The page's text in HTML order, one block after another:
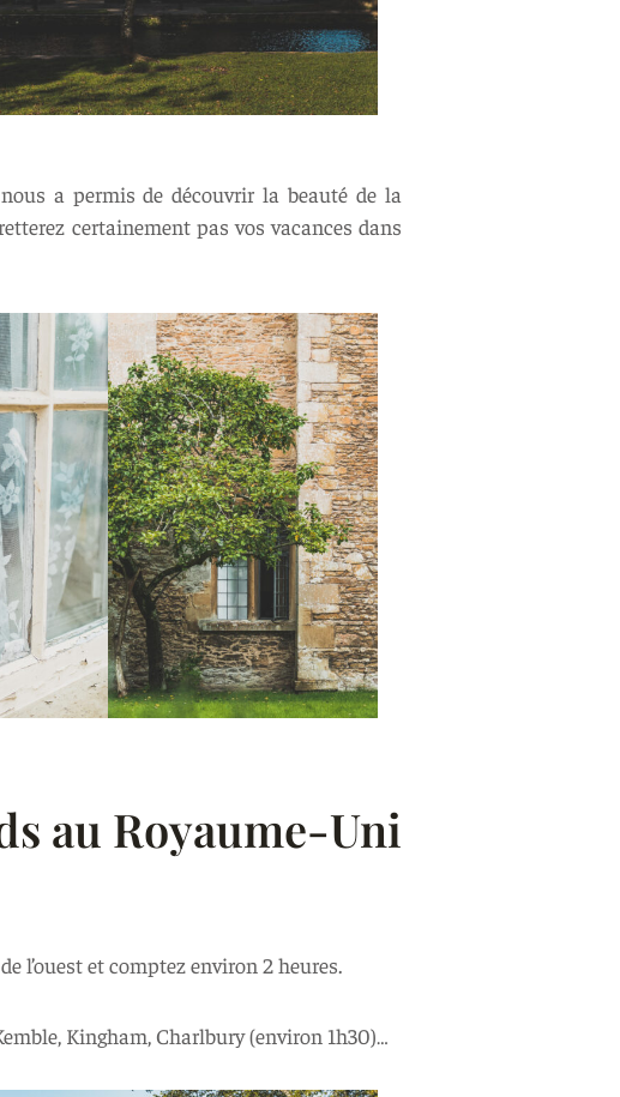
a permis de découvrir la beauté de la
certainement pas vos vacances dans
au Royaume-Uni
l’ouest et comptez environ 2 heures.
Kingham, Charlbury (environ 1h30)…